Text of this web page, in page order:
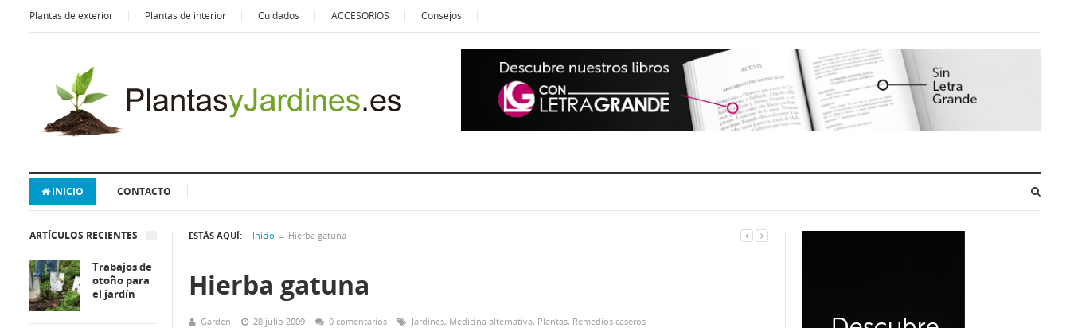
Plantas de exterior Plantas de interior Cuidados ACCESORIOS Consejos
INICIO CONTACTO
ESTÁS AQUÍ: Inicio → Hierba gatuna
Hierba gatuna
Garden 28 julio 2009 0 comentarios Jardines, Medicina alternativa, Plantas, Remedios caseros
ARTÍCULOS RECIENTES
Trabajos de
otoño para
el jardín